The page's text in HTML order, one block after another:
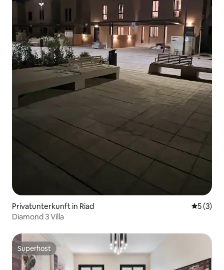
Privatunterkunft in Riad
5 (3)
Diamond 3 Villa
Superhost
Superhost